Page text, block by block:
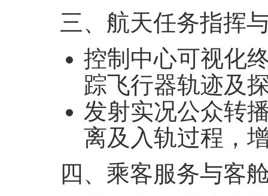
三、航天任务指挥
控制中心可视化
踪飞行器轨迹及
发射实况公众转
离及入轨过程，
四、乘客服务与客